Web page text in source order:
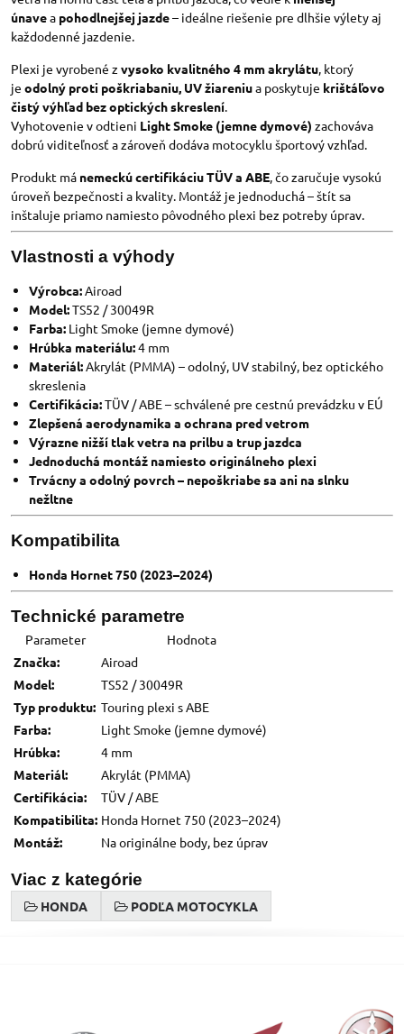
únavea pohodlnejšej jazde– ideálne riešenie pre dlhšie výlety aj
každodenné jazdenie.
Plexi je vyrobené z vysoko kvalitného 4 mm akrylátu, ktorý
je odolný proti poškriabaniu, UV žiareniua poskytuje krištáľovo
čistý výhľad bez optických skreslení.
Vyhotovenie v odtieni Light Smoke (jemne dymové) zachováva
dobrú viditeľnosť a zároveň dodáva motocyklu športový vzhľad.
Produkt má nemeckú certifikáciu TÜV a ABE, čo zaručuje vysokú
úroveň bezpečnosti a kvality. Montáž je jednoduchá – štít sa
inštaluje priamo namiesto pôvodného plexi bez potreby úprav.
Vlastnosti a výhody
Výrobca:Airoad
Model:TS52 / 30049R
Farba: Light Smoke (jemne dymové)
Hrúbka materiálu:4 mm
Materiál:Akrylát (PMMA) – odolný, UV stabilný, bez optického
skreslenia
Certifikácia:TÜV / ABE – schválené pre cestnú prevádzku v EÚ
Zlepšená aerodynamika a ochrana pred vetrom
Výrazne nižší tlak vetra na prilbu a trup jazdca
Jednoduchá montáž namiesto originálneho plexi
Trvácny a odolný povrch – nepoškriabe sa ani na slnku
nežltne
Kompatibilita
Honda Hornet 750 (2023–2024)
Technické parametre
Parameter
Hodnota
Značka:
Airoad
Model:
TS52 / 30049R
Typ produktu: Touring plexi s ABE
Farba:
Light Smoke (jemne dymové)
Hrúbka:
4 mm
Materiál:
Akrylát (PMMA)
Certifikácia:
TÜV / ABE
Kompatibilita: Honda Hornet 750 (2023–2024)
Montáž:
Na originálne body, bez úprav
Viac z kategórie
HONDA PODĽA MOTOCYKLA